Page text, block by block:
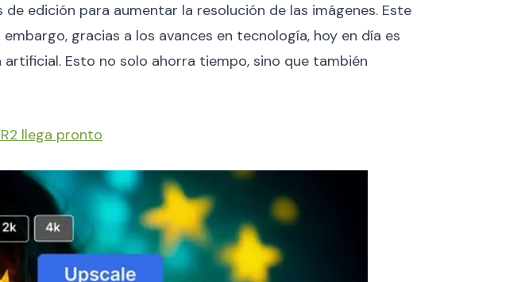
edición para aumentar la resolución de las imágenes. Este
gracias a los avances en tecnología, hoy en día es
Esto no solo ahorra tiempo, sino que también
llega pronto